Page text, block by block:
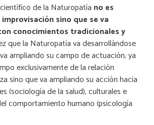
de la Naturopatía no es
sino que se va
conocimientos tradicionales y
que la Naturopatía va desarrollándose
ampliando su campo de actuación, ya
exclusivamente de la relación
sino que va ampliando su acción hacia
(sociología de la salud), culturales e
comportamiento humano (psicología